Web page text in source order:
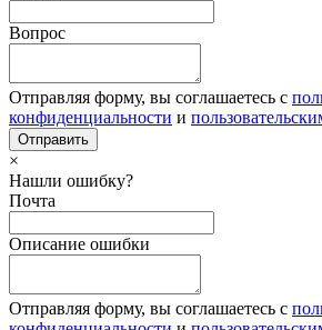
Вопрос
Отправляя форму, вы соглашаетесь с
конфиденциальности и
×
Нашли ошибку?
Почта
Описание ошибки
Отправляя форму, вы соглашаетесь с